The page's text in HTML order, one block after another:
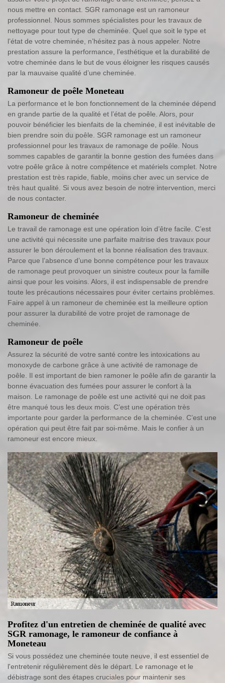
nous mettre en contact. SGR ramonage est un ramoneur
professionnel. Nous sommes spécialistes pour les travaux de
nettoyage pour tout type de cheminée. Quel que soit le type et
l’état de votre cheminée, n’hésitez pas à nous appeler. Notre
prestation assure la performance, l’esthétique et la durabilité de
votre cheminée dans le but de vous éloigner les risques causés
par la mauvaise qualité d’une cheminée.
Ramoneur de poêle Moneteau
La performance et le bon fonctionnement de la cheminée dépend
en grande partie de la qualité et l’état de poêle. Alors, pour
pouvoir bénéficier les bienfaits de la cheminée, il est inévitable de
bien prendre soin du poêle. SGR ramonage est un ramoneur
professionnel pour les travaux de ramonage de poêle. Nous
sommes capables de garantir la bonne gestion des fumées dans
votre poêle grâce à notre compétence et matériels complet. Notre
prestation est très rapide, fiable, moins cher avec un service de
très haut qualité. Si vous avez besoin de notre intervention, merci
de nous contacter.
Ramoneur de cheminée
Le travail de ramonage est une opération loin d’être facile. C’est
une activité qui nécessite une parfaite maitrise des travaux pour
assurer le bon déroulement et la bonne réalisation des travaux.
Parce que l’absence d’une bonne compétence pour les travaux
de ramonage peut provoquer un sinistre couteux pour la famille
ainsi que pour les voisins. Alors, il est indispensable de prendre
toute les précautions nécessaires pour éviter certains problèmes.
Faire appel à un ramoneur de cheminée est la meilleure option
pour assurer la durabilité de votre projet de ramonage de
cheminée.
Ramoneur de poêle
Assurez la sécurité de votre santé contre les intoxications au
monoxyde de carbone grâce à une activité de ramonage de
poêle. Il est important de bien ramoner le poêle afin de garantir la
bonne évacuation des fumées pour assurer le confort à la
maison. Le ramonage de poêle est une activité qui ne doit pas
être manqué tous les deux mois. C’est une opération très
importante pour garder la performance de la cheminée. C’est une
opération qui peut être fait par soi-même. Mais le confier à un
ramoneur est encore mieux.
Profitez d'un entretien de cheminée de qualité avec
SGR ramonage, le ramoneur de confiance à
Moneteau
Si vous possédez une cheminée toute neuve, il est essentiel de
l'entretenir régulièrement dès le départ. Le ramonage et le
débistrage sont des étapes cruciales pour maintenir ses